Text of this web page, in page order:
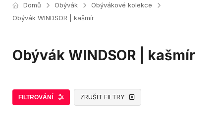
Domů Obývák
Obývákové kolekce
Obývák WINDSOR | kašmír
Obývák WINDSOR | kašmír
FILTROVÁNÍ ZRUŠIT FILTRY